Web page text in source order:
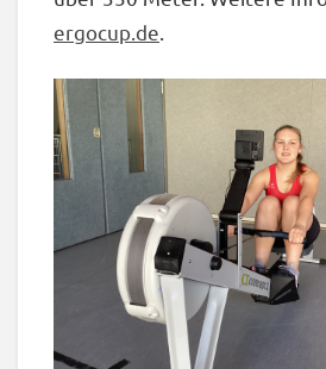
ergocup.de